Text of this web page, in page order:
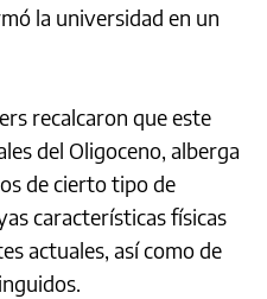
la universidad en un
recalcaron que este
del Oligoceno, alberga
de cierto tipo de
características físicas
actuales, así como de